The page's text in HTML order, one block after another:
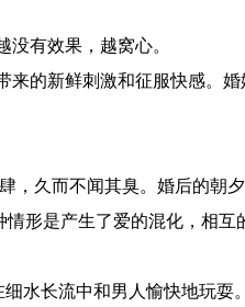
有效果，越窝心。
的新鲜刺激和征服快感。
久而不闻其臭。婚后的朝
形是产生了爱的混化，相
水长流中和男人愉快地玩耍。